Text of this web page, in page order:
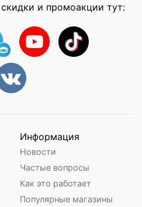
и промоакции тут:
Информация
Новости
Частые вопросы
Как это работает
Популярные магазины